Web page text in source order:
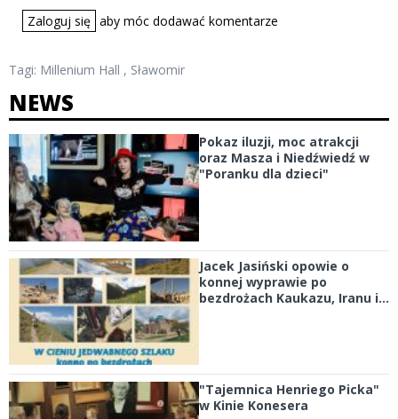
Zaloguj się aby móc dodawać komentarze
Tagi: Millenium Hall , Sławomir
NEWS
Pokaz iluzji, moc atrakcji
oraz Masza i Niedźwiedź w
"Poranku dla dzieci"
Jacek Jasiński opowie o
konnej wyprawie po
bezdrożach Kaukazu, Iranu i...
"Tajemnica Henriego Picka"
w Kinie Konesera